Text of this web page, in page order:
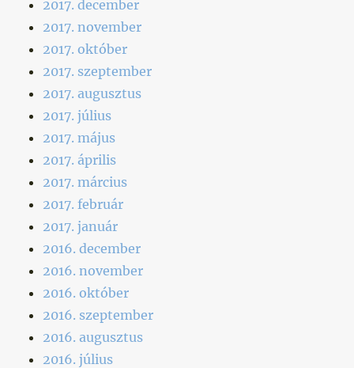
2017. december
2017. november
2017. október
2017. szeptember
2017. augusztus
2017. július
2017. május
2017. április
2017. március
2017. február
2017. január
2016. december
2016. november
2016. október
2016. szeptember
2016. augusztus
2016. július